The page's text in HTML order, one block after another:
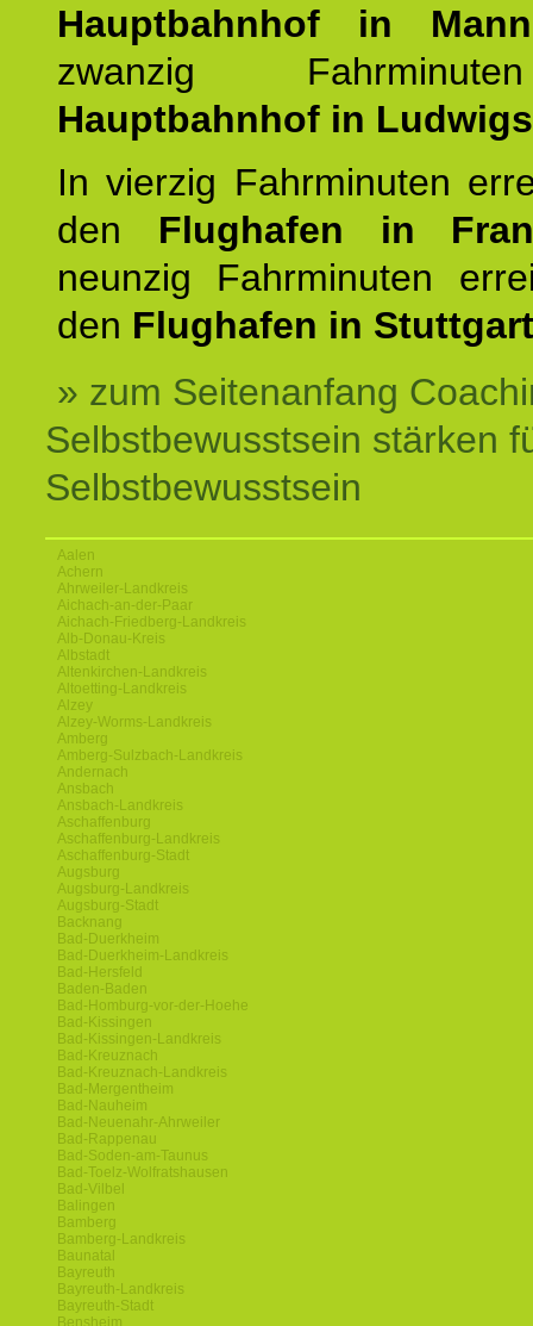
Hauptbahnhof in
zwanzig
Hauptbahnhof in
In vierzig Fahrminuten
den Flughafen in
neunzig Fahrminuten
den Flughafen in
» zum Seitenanfang
Selbstbewusstsein stärken
Selbstbewusstsein
Aalen
Achern
Ahrweiler-Landkreis
Aichach-an-der-Paar
Aichach-Friedberg-Landkreis
Alb-Donau-Kreis
Albstadt
Altenkirchen-Landkreis
Altoetting-Landkreis
Alzey
Alzey-Worms-Landkreis
Amberg
Amberg-Sulzbach-Landkreis
Andernach
Ansbach
Ansbach-Landkreis
Aschaffenburg
Aschaffenburg-Landkreis
Aschaffenburg-Stadt
Augsburg
Augsburg-Landkreis
Augsburg-Stadt
Backnang
Bad-Duerkheim
Bad-Duerkheim-Landkreis
Bad-Hersfeld
Baden-Baden
Bad-Homburg-vor-der-Hoehe
Bad-Kissingen
Bad-Kissingen-Landkreis
Bad-Kreuznach
Bad-Kreuznach-Landkreis
Bad-Mergentheim
Bad-Nauheim
Bad-Neuenahr-Ahrweiler
Bad-Rappenau
Bad-Soden-am-Taunus
Bad-Toelz-Wolfratshausen
Bad-Vilbel
Balingen
Bamberg
Bamberg-Landkreis
Baunatal
Bayreuth
Bayreuth-Landkreis
Bayreuth-Stadt
Bensheim